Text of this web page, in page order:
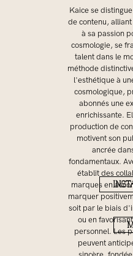
Kaice se
de contenu,
à sa passion
cosmologie, se
talent dans le
méthode
l'esthétique à
cosmologique,
abonnés une
enrichissante.
production de
motivent son
ancrée
fondamentaux.
établit des
marques en
marquer
soit par le biais
ou en
personnel. Les
peuvent